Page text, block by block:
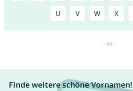
U V W X
Finde weitere schöne Vornamen!